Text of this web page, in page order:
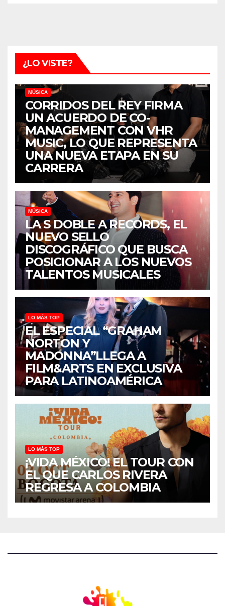
¿LO VISTE?
MÚSICA
CORRIDOS DEL REY FIRMA
UN ACUERDO DE CO-
MANAGEMENT CON VHR
MUSIC, LO QUE REPRESENTA
UNA NUEVA ETAPA EN SU
CARRERA
MÚSICA
LA S DOBLE A RECORDS, EL
NUEVO SELLO
DISCOGRÁFICO QUE BUSCA
POSICIONAR A LOS NUEVOS
TALENTOS MUSICALES
LO MÁS TOP
EL ESPECIAL “GRAHAM
NORTON Y
MADONNA”LLEGA A
FILM&ARTS EN EXCLUSIVA
PARA LATINOAMÉRICA
LO MÁS TOP
¡VIDA MÉXICO! EL TOUR CON
EL QUE CARLOS RIVERA
REGRESA A COLOMBIA